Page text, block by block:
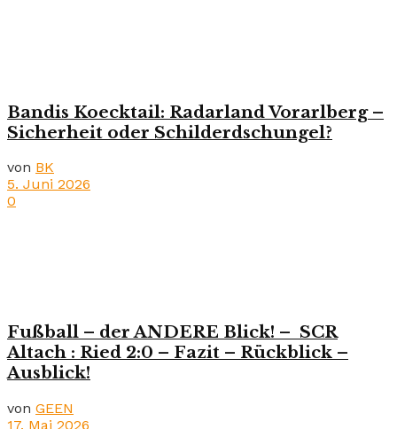
Bandis Koecktail: Radarland Vorarlberg –
Sicherheit oder Schilderdschungel?
von BK
5. Juni 2026
0
Fußball – der ANDERE Blick! – SCR
Altach : Ried 2:0 – Fazit – Rückblick –
Ausblick!
von GEEN
17. Mai 2026